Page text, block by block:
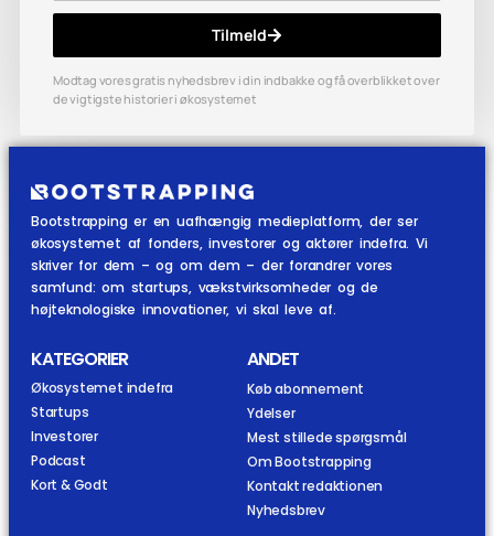
Tilmeld
Modtag vores gratis nyhedsbrev i din indbakke og få overblikket over
de vigtigste historier i økosystemet
Bootstrapping er en uafhængig medieplatform, der ser
økosystemet af fonders, investorer og aktører indefra. Vi
skriver for dem – og om dem – der forandrer vores
samfund: om startups, vækstvirksomheder og de
højteknologiske innovationer, vi skal leve af.
KATEGORIER
Økosystemet indefra
Startups
Investorer
Podcast
Kort & Godt
ANDET
Køb abonnement
Ydelser
Mest stillede spørgsmål
Om Bootstrapping
Kontakt redaktionen
Nyhedsbrev